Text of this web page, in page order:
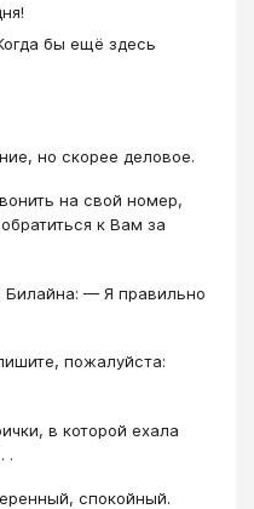
бы ещё здесь
но скорее деловое.
на свой номер,
к Вам за
Билайна: — Я правильно
пожалуйста:
в которой ехала
.
спокойный.